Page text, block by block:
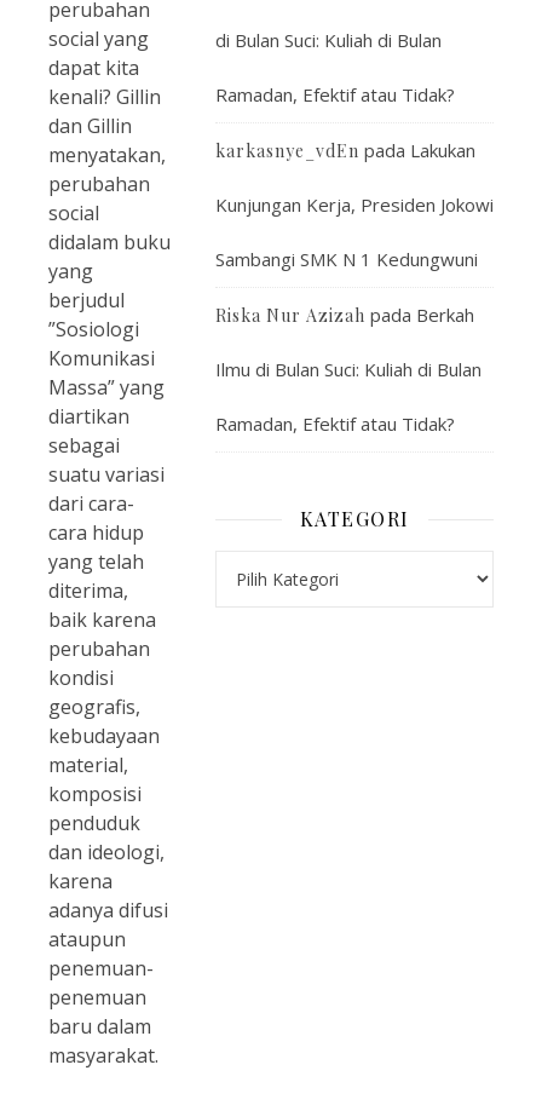
perubahan
social yang
dapat kita
kenali? Gillin
dan Gillin
menyatakan,
perubahan
social
didalam buku
yang
berjudul
”Sosiologi
Komunikasi
Massa” yang
diartikan
sebagai
suatu variasi
dari cara-
cara hidup
yang telah
diterima,
baik karena
perubahan
kondisi
geografis,
kebudayaan
material,
komposisi
penduduk
dan ideologi,
karena
adanya difusi
ataupun
penemuan-
penemuan
baru dalam
masyarakat.
di Bulan Suci: Kuliah di Bulan
Ramadan, Efektif atau Tidak?
karkasnye_vdEn pada Lakukan
Kunjungan Kerja, Presiden Jokowi
Sambangi SMK N 1 Kedungwuni
Riska Nur Azizah pada Berkah
Ilmu di Bulan Suci: Kuliah di Bulan
Ramadan, Efektif atau Tidak?
KATEGORI